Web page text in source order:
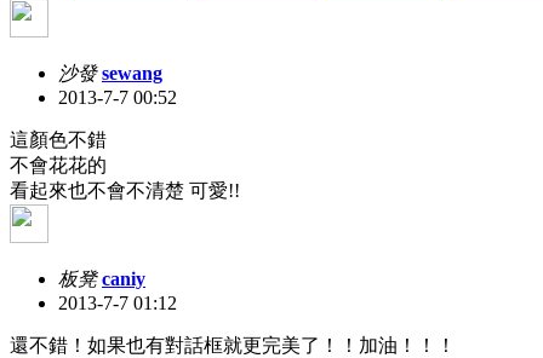
沙發 sewang
2013-7-7 00:52
這顏色不錯
不會花花的
看起來也不會不清楚 可愛!!
板凳 caniy
2013-7-7 01:12
還不錯！如果也有對話框就更完美了！！加油！！！